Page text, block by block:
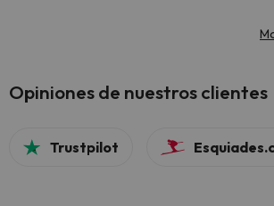
Opiniones de nuestros clientes
Trustpilot